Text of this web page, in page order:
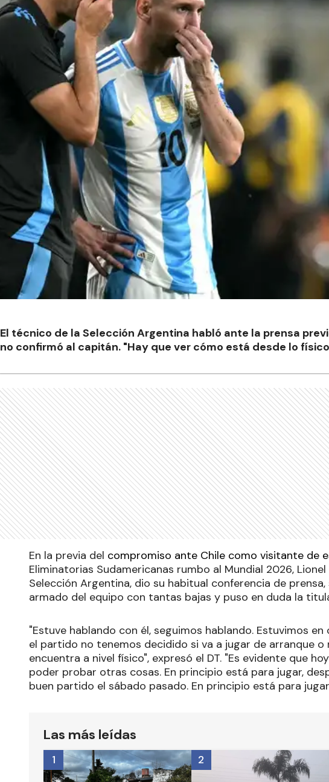
El técnico de la Selección Argentina habló ante la prensa
no confirmó al capitán. "Hay que ver cómo está desde lo
En la previa del compromiso ante Chile como visitante de
Eliminatorias Sudamericanas rumbo al Mundial 2026,
Selección Argentina, dio su habitual conferencia de
armado del equipo con tantas bajas y puso en duda la
"Estuve hablando con él, seguimos hablando. Estuvimos
el partido no tenemos decidido si va a jugar de arranque o
encuentra a nivel físico", expresó el DT. "Es evidente que
poder probar otras cosas. En principio está para jugar,
buen partido el sábado pasado. En principio está para
Las más leídas
1 2